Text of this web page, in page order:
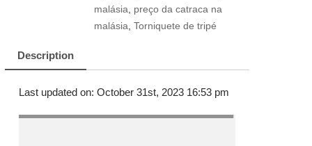
malásia, preço da catraca na
malásia, Torniquete de tripé
Description
Last updated on: October 31st, 2023 16:53 pm